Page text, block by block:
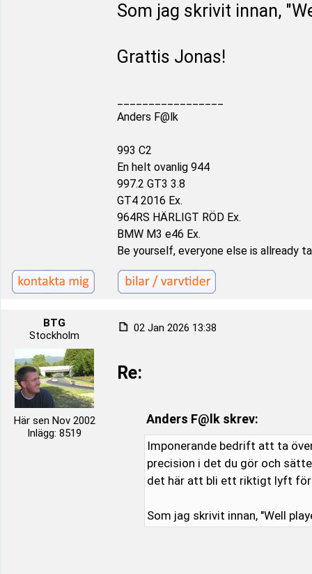
Som jag skrivit innan,
Grattis Jonas!
Anders F@lk
993 C2
En helt ovanlig 944
997.2 GT3 3.8
GT4 2016 Ex.
964RS HÄRLIGT RÖD Ex.
BMW M3 e46 Ex.
Be yourself, everyone else is allready
BTG
Stockholm
Här sen Nov 2002
Inlägg: 8519
02 Jan 2026 13:38
Re:
Anders F@lk skrev:
Imponerande bedrift att ta
precision i det du gör och
det här att bli ett riktigt lyft för
Som jag skrivit innan, "Well